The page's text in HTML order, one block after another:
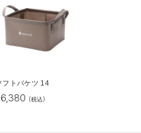
フトバケツ 14
6,380 (税込)